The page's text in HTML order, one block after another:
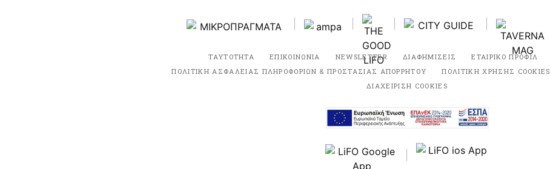
ΤΑΥΤΟΤΗΤΑ ΕΠΙΚΟΙΝΩΝΙΑ NEWSLETTER ΔΙΑΦΗΜΙΣΕΙΣ ΕΤΑΙΡΙΚΟ ΠΡΟΦΙΛ
ΠΟΛΙΤΙΚΗ ΑΣΦΑΛΕΙΑΣ ΠΛΗΡΟΦΟΡΙΩΝ & ΠΡΟΣΤΑΣΙΑΣ ΑΠΟΡΡΗΤΟΥ
ΠΟΛΙΤΙΚΗ ΧΡΗΣΗΣ COOKIES
ΔΙΑΧΕΙΡΙΣΗ COOKIES